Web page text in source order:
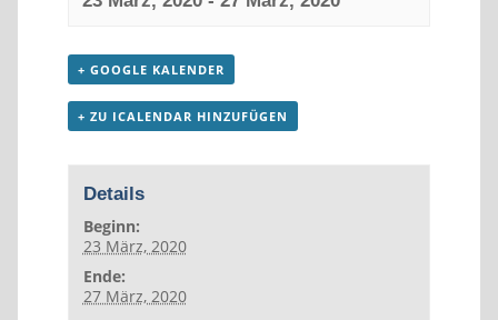
+ GOOGLE KALENDER
+ ZU ICALENDAR HINZUFÜGEN
Details
Beginn:
23 März, 2020
Ende:
27 März, 2020